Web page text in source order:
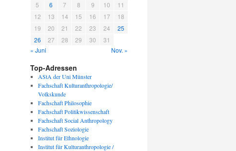
5
6 7 8 9 10
11
12
13 14 15 16 17
18
19
20 21 22 23 24
25
26
27 28 29 30
31
« Juni
Nov. »
Top-Adressen
AStA der Uni Münster
Fachschaft Kulturanthropologie/
Volkskunde
Fachschaft Philosophie
Fachschaft Politikwissenschaft
Fachschaft Social Anthropology
Fachschaft Soziologie
Institut für Ethnologie
Institut für Kulturanthropologie /